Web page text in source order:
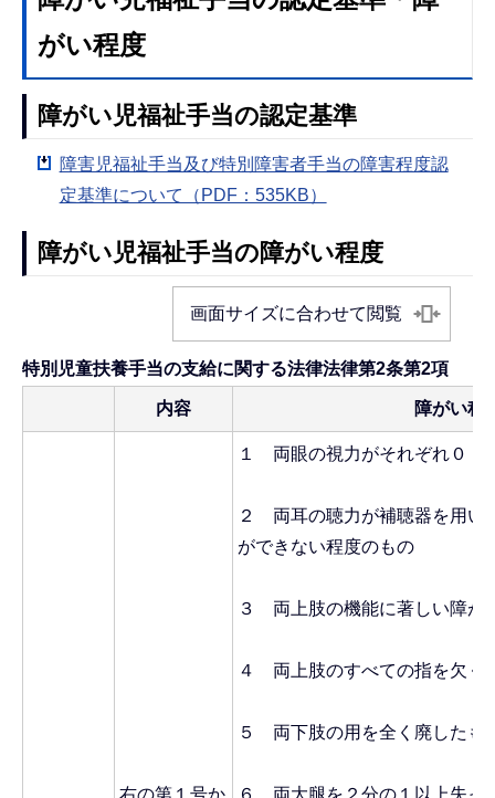
がい程度
障がい児福祉手当の認定基準
障害児福祉手当及び特別障害者手当の障害程度認
定基準について（PDF：535KB）
障がい児福祉手当の障がい程度
画面サイズに合わせて閲覧
特別児童扶養手当の支給に関する法律法律第2条第2項
内容 障がい程
右の第１号か
１ 両眼の視力がそれぞれ０．
２ 両耳の聴力が補聴器を用い
ができない程度のもの
３ 両上肢の機能に著しい障が
４ 両上肢のすべての指を欠く
５ 両下肢の用を全く廃したも
６ 両大腿を２分の１以上失っ